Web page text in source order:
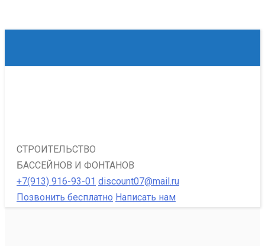
СТРОИТЕЛЬСТВО
БАССЕЙНОВ И ФОНТАНОВ
+7(913) 916-93-01 discount07@mail.ru
Позвонить бесплатно Написать нам